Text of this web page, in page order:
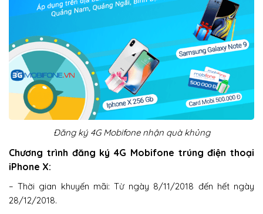
Đăng ký 4G Mobifone nhận quà khủng
Chương trình đăng ký 4G Mobifone trúng điện thoại
iPhone X:
– Thời gian khuyến mãi: Từ ngày 8/11/2018 đến hết ngày
28/12/2018.